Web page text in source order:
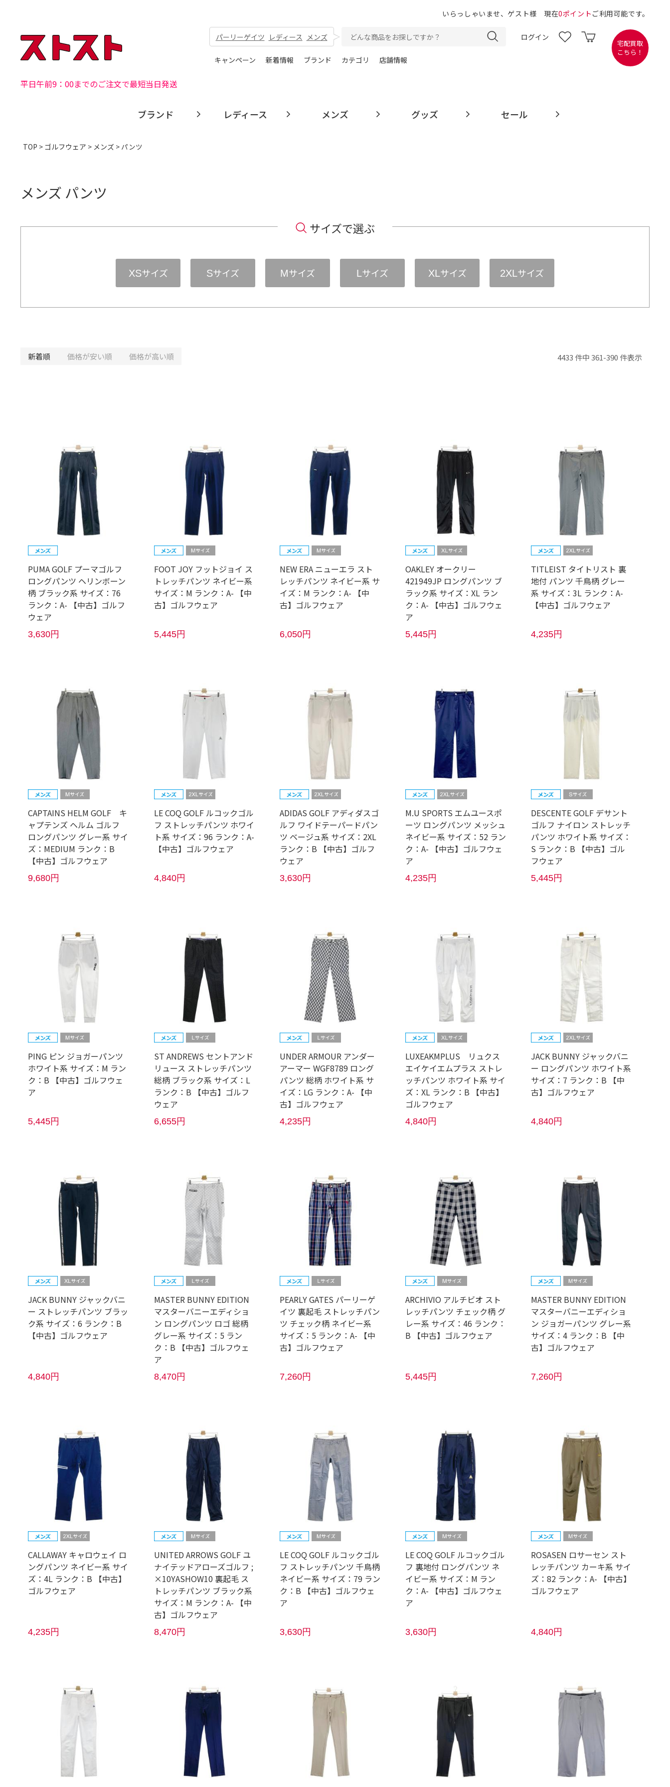
いらっしゃいませ、ゲスト様 現在0ポイント ご利用可能です。
パーリーゲイツ レディース メンズ ログイン
キャンペーン 新着情報 ブランド カテゴリ 店舗情報
宅配買取
こちら！
平日午前9：00までのご注文で最短当日発送
ブランド レディース メンズ グッズ セール
TOP > ゴルフウェア > メンズ > パンツ
メンズ パンツ
サイズで選ぶ
XSサイズ Sサイズ Mサイズ Lサイズ XLサイズ 2XLサイズ
新着順 価格が安い順 価格が高い順 4433 件中 361-390 件表示
PUMA GOLF プーマゴルフ
ロングパンツ ヘリンボーン
柄 ブラック系 サイズ：76
ランク：A- 【中古】ゴルフ
ウェア
3,630円
FOOT JOY フットジョイ ス
トレッチパンツ ネイビー系
サイズ：M ランク：A- 【中
古】ゴルフウェア
5,445円
NEW ERA ニューエラ スト
レッチパンツ ネイビー系 サ
イズ：M ランク：A- 【中
古】ゴルフウェア
6,050円
OAKLEY オークリー
421949JP ロングパンツ ブ
ラック系 サイズ：XL ラン
ク：A- 【中古】ゴルフウェ
ア
5,445円
TITLEIST タイトリスト 裏
地付 パンツ 千鳥柄 グレー
系 サイズ：3L ランク：A-
【中古】ゴルフウェア
4,235円
CAPTAINS HELM GOLF キ
ャプテンズ ヘルム ゴルフ
ロングパンツ グレー系 サイ
ズ：MEDIUM ランク：B
【中古】ゴルフウェア
9,680円
LE COQ GOLF ルコックゴル
フ ストレッチパンツ ホワイ
ト系 サイズ：96 ランク：A-
【中古】ゴルフウェア
4,840円
ADIDAS GOLF アディダスゴ
ルフ ワイドテーパードパン
ツ ベージュ系 サイズ：2XL
ランク：B 【中古】ゴルフ
ウェア
3,630円
M.U SPORTS エムユースポ
ーツ ロングパンツ メッシュ
ネイビー系 サイズ：52 ラン
ク：A- 【中古】ゴルフウェ
ア
4,235円
DESCENTE GOLF デサント
ゴルフ ナイロン ストレッチ
パンツ ホワイト系 サイズ：
S ランク：B 【中古】ゴル
フウェア
5,445円
PING ピン ジョガーパンツ
ホワイト系 サイズ：M ラン
ク：B 【中古】ゴルフウェ
ア
5,445円
ST ANDREWS セントアンド
リュース ストレッチパンツ
総柄 ブラック系 サイズ：L
ランク：B 【中古】ゴルフ
ウェア
6,655円
UNDER ARMOUR アンダー
アーマー WGF8789 ロング
パンツ 総柄 ホワイト系 サ
イズ：LG ランク：A- 【中
古】ゴルフウェア
4,235円
LUXEAKMPLUS リュクス
エイケイエムプラス ストレ
ッチパンツ ホワイト系 サイ
ズ：XL ランク：B 【中古】
ゴルフウェア
4,840円
JACK BUNNY ジャックバニ
ー ロングパンツ ホワイト系
サイズ：7 ランク：B 【中
古】ゴルフウェア
4,840円
JACK BUNNY ジャックバニ
ー ストレッチパンツ ブラッ
ク系 サイズ：6 ランク：B
【中古】ゴルフウェア
4,840円
MASTER BUNNY EDITION
マスターバニーエディショ
ン ロングパンツ ロゴ 総柄
グレー系 サイズ：5 ラン
ク：B 【中古】ゴルフウェ
ア
8,470円
PEARLY GATES パーリーゲ
イツ 裏起毛 ストレッチパン
ツ チェック柄 ネイビー系
サイズ：5 ランク：A- 【中
古】ゴルフウェア
7,260円
ARCHIVIO アルチビオ スト
レッチパンツ チェック柄 グ
レー系 サイズ：46 ランク：
B 【中古】ゴルフウェア
5,445円
MASTER BUNNY EDITION
マスターバニーエディショ
ン ジョガーパンツ グレー系
サイズ：4 ランク：B 【中
古】ゴルフウェア
7,260円
CALLAWAY キャロウェイ ロ
ングパンツ ネイビー系 サイ
ズ：4L ランク：B 【中古】
ゴルフウェア
4,235円
UNITED ARROWS GOLF ユ
ナイテッドアローズゴルフ ;
×10YASHOW10 裏起毛 ス
トレッチパンツ ブラック系
サイズ：M ランク：A- 【中
古】ゴルフウェア
8,470円
LE COQ GOLF ルコックゴル
フ ストレッチパンツ 千鳥柄
ネイビー系 サイズ：79 ラン
ク：B 【中古】ゴルフウェ
ア
3,630円
LE COQ GOLF ルコックゴル
フ 裏地付 ロングパンツ ネ
イビー系 サイズ：M ラン
ク：A- 【中古】ゴルフウェ
ア
3,630円
ROSASEN ロサーセン スト
レッチパンツ カーキ系 サイ
ズ：82 ランク：A- 【中古】
ゴルフウェア
4,840円